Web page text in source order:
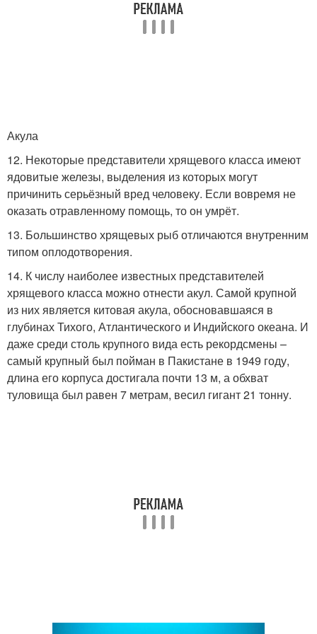
Акула
12. Некоторые представители хрящевого класса имеют
ядовитые железы, выделения из которых могут
причинить серьёзный вред человеку. Если вовремя не
оказать отравленному помощь, то он умрёт.
13. Большинство хрящевых рыб отличаются внутренним
типом оплодотворения.
14. К числу наиболее известных представителей
хрящевого класса можно отнести акул. Самой крупной
из них является китовая акула, обосновавшаяся в
глубинах Тихого, Атлантического и Индийского океана. И
даже среди столь крупного вида есть рекордсмены –
самый крупный был пойман в Пакистане в 1949 году,
длина его корпуса достигала почти 13 м, а обхват
туловища был равен 7 метрам, весил гигант 21 тонну.